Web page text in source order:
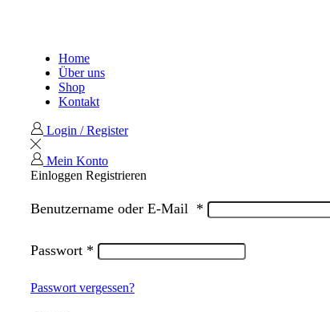
Home
Über uns
Shop
Kontakt
Login / Register
Mein Konto
Einloggen Registrieren
Benutzername oder E-Mail *
Passwort *
Passwort vergessen?